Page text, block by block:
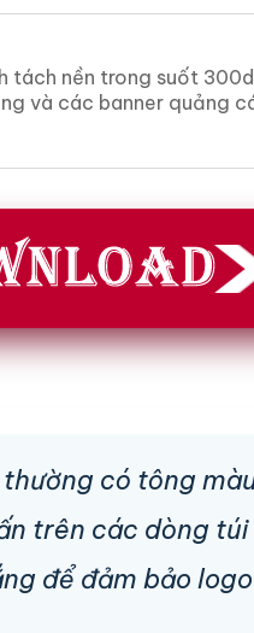
tách nền trong suốt
và các banner quảng
có tông
trên các dòng
để đảm bảo